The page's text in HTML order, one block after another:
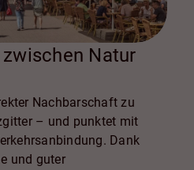
Natur
Nachbarschaft zu
– und punktet mit
Dank
und guter